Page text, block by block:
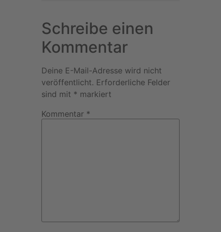
Schreibe einen
Kommentar
Deine E-Mail-Adresse wird nicht
veröffentlicht. Erforderliche Felder
sind mit * markiert
Kommentar *